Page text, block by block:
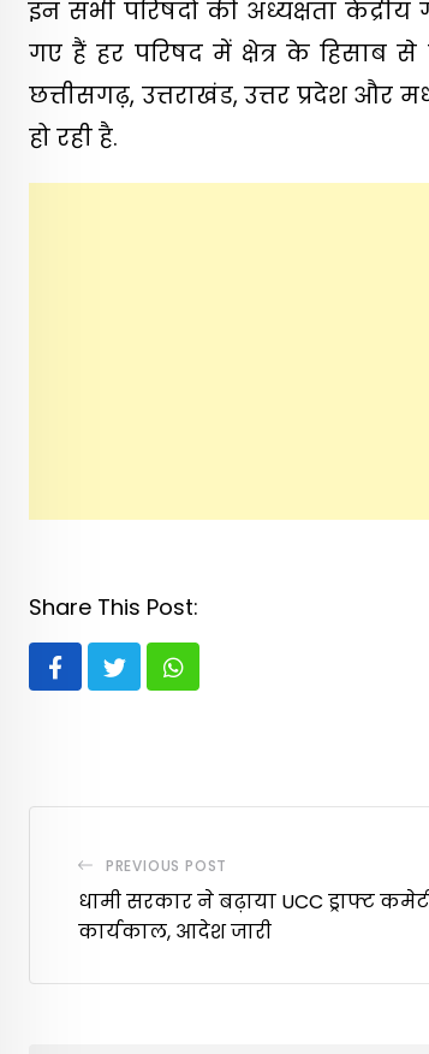
इन सभी परिषदों की अध्यक्षता
गए हैं हर परिषद में क्षेत्र के हिसाब से
छत्तीसगढ़, उत्तराखंड, उत्तर प्रदेश और
हो रही है.
Share This Post:
Whatsapp
PREVIOUS POST
धामी सरकार ने बढ़ाया UCC ड्राफ्ट
कार्यकाल, आदेश जारी